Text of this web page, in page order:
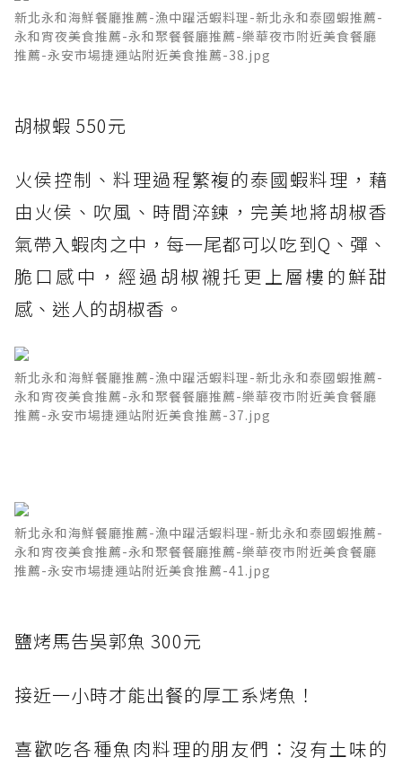
新北永和海鮮餐廳推薦-漁中躍活蝦料理-新北永和泰國蝦推薦-
永和宵夜美食推薦-永和聚餐餐廳推薦-樂華夜市附近美食餐廳
推薦-永安市場捷運站附近美食推薦-38.jpg
胡椒蝦 550元
火侯控制、料理過程繁複的泰國蝦料理，藉
由火侯、吹風、時間淬鍊，完美地將胡椒香
氣帶入蝦肉之中，每一尾都可以吃到Q、彈、
脆口感中，經過胡椒襯托更上層樓的鮮甜
感、迷人的胡椒香。
新北永和海鮮餐廳推薦-漁中躍活蝦料理-新北永和泰國蝦推薦-
永和宵夜美食推薦-永和聚餐餐廳推薦-樂華夜市附近美食餐廳
推薦-永安市場捷運站附近美食推薦-37.jpg
新北永和海鮮餐廳推薦-漁中躍活蝦料理-新北永和泰國蝦推薦-
永和宵夜美食推薦-永和聚餐餐廳推薦-樂華夜市附近美食餐廳
推薦-永安市場捷運站附近美食推薦-41.jpg
鹽烤馬告吳郭魚 300元
接近一小時才能出餐的厚工系烤魚！
喜歡吃各種魚肉料理的朋友們：沒有土味的